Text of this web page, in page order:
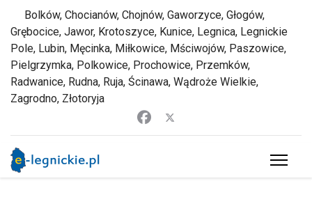
Bolków, Chocianów, Chojnów, Gaworzyce, Głogów,
Grębocice, Jawor, Krotoszyce, Kunice, Legnica, Legnickie
Pole, Lubin, Męcinka, Miłkowice, Mściwojów, Paszowice,
Pielgrzymka, Polkowice, Prochowice, Przemków,
Radwanice, Rudna, Ruja, Ścinawa, Wądroże Wielkie,
Zagrodno, Złotoryja